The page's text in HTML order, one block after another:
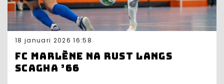
18 januari 2026 16:58
FC Marlène na rust langs
Scagha ’66